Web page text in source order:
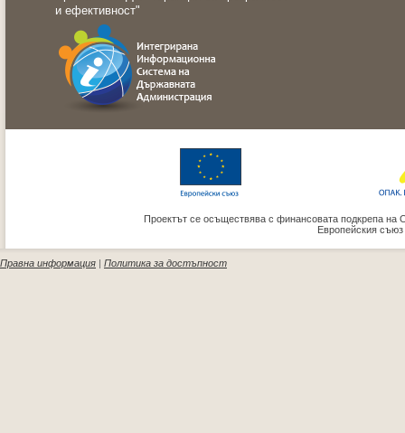
и ефективност"
Проектът се осъществява с финансовата подкрепа на
Европейския
Правна информация | Политика за достъпност